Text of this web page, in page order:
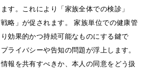
す。これにより「家族全体での検診」
戦略」が促されます。 家族単位での健康管
効果的かつ持続可能なものにする鍵で
ライバシーや告知の問題が浮上します。
報を共有すべきか、本人の同意をどう扱